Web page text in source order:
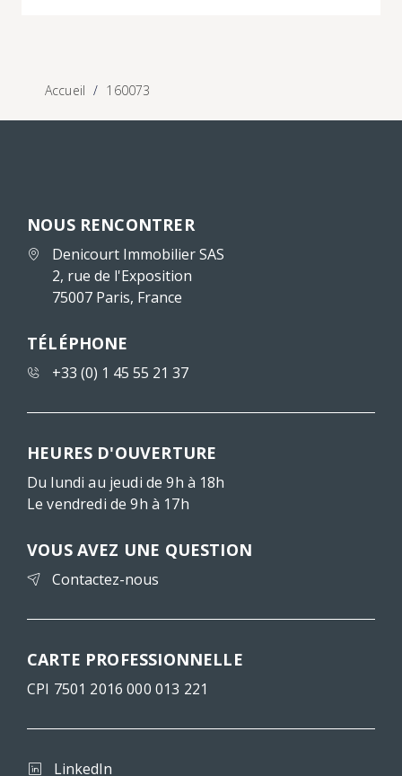
Accueil 160073
NOUS RENCONTRER
Denicourt Immobilier SAS
2, rue de l'Exposition
75007 Paris, France
TÉLÉPHONE
+33 (0) 1 45 55 21 37
HEURES D'OUVERTURE
Du lundi au jeudi de 9h à 18h
Le vendredi de 9h à 17h
VOUS AVEZ UNE QUESTION
Contactez-nous
CARTE PROFESSIONNELLE
CPI 7501 2016 000 013 221
LinkedIn